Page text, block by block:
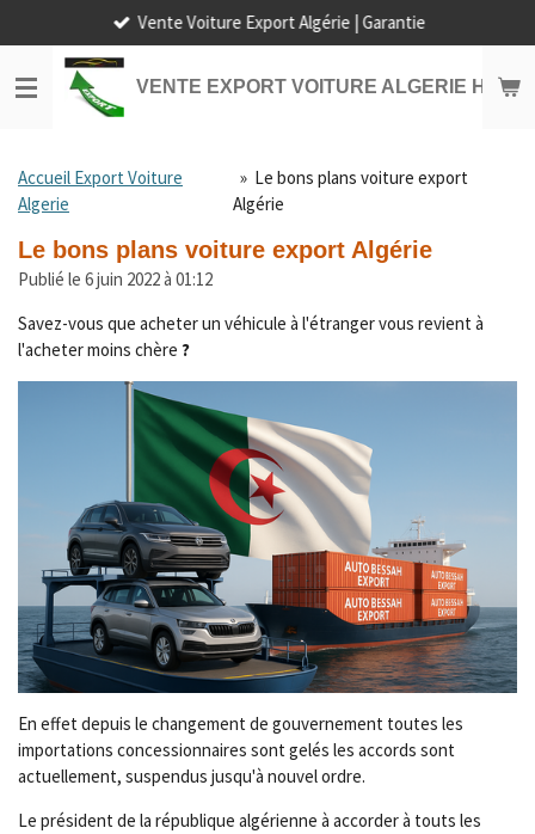
au
contenu
principal
VENTE EXPORT VOITURE ALGERIE HORS
Vente Voiture Export Algérie | Garantie
Accueil Export Voiture
Algerie
» Le bons plans voiture export
Algérie
Le bons plans voiture export Algérie
Publié le 6 juin 2022 à 01:12
Savez-vous que acheter un véhicule à l'étranger vous revient à
l'acheter moins chère ?
En effet depuis le changement de gouvernement toutes les
importations concessionnaires sont gelés les accords sont
actuellement, suspendus jusqu'à nouvel ordre.
Le président de la république algérienne à accorder à touts les